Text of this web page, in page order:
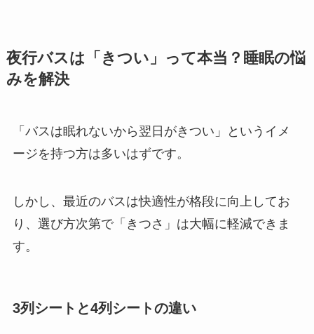
夜行バスは「きつい」って本当？睡眠の悩
みを解決
「バスは眠れないから翌日がきつい」というイメ
ージを持つ方は多いはずです。
しかし、最近のバスは快適性が格段に向上してお
り、選び方次第で「きつさ」は大幅に軽減できま
す。
3列シートと4列シートの違い